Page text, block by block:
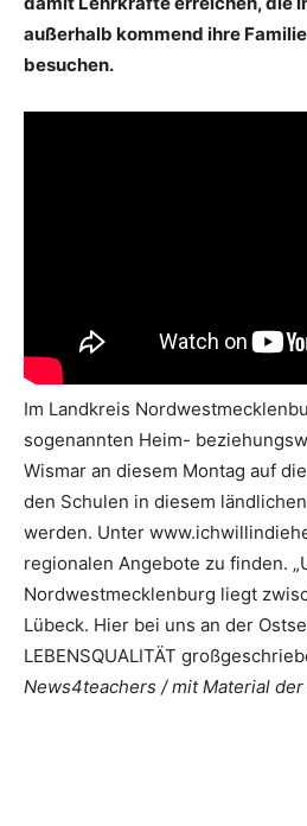
außerhalb kommend ihre
besuchen.
Im Landkreis
sogenannten Heim-
Wismar an diesem Montag auf
den Schulen in diesem
werden. Unter
regionalen Angebote zu finden.
Nordwestmecklenburg liegt
Lübeck. Hier bei uns an der
LEBENSQUALITÄT
News4teachers / mit Material der